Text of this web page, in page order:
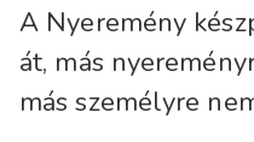
A Nyeremény
át, más
más személyre